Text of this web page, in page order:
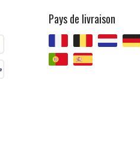
Pays de livraison